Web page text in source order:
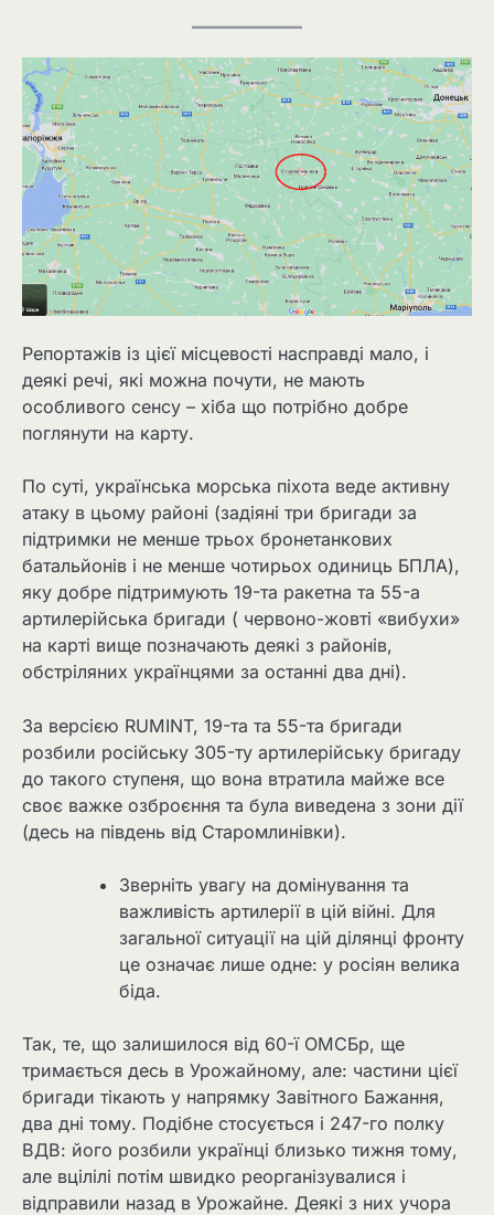
Репортажів із цієї місцевості насправді мало, і
деякі речі, які можна почути, не мають
особливого сенсу – хіба що потрібно добре
поглянути на карту.
По суті, українська морська піхота веде активну
атаку в цьому районі (задіяні три бригади за
підтримки не менше трьох бронетанкових
батальйонів і не менше чотирьох одиниць БПЛА),
яку добре підтримують 19-та ракетна та 55-а
артилерійська бригади ( червоно-жовті «вибухи»
на карті вище позначають деякі з районів,
обстріляних українцями за останні два дні).
За версією RUMINT, 19-та та 55-та бригади
розбили російську 305-ту артилерійську бригаду
до такого ступеня, що вона втратила майже все
своє важке озброєння та була виведена з зони дії
(десь на південь від Старомлинівки).
Зверніть увагу на домінування та
важливість артилерії в цій війні. Для
загальної ситуації на цій ділянці фронту
це означає лише одне: у росіян велика
біда.
Так, те, що залишилося від 60-ї ОМСБр, ще
тримається десь в Урожайному, але: частини цієї
бригади тікають у напрямку Завітного Бажання,
два дні тому. Подібне стосується і 247-го полку
ВДВ: його розбили українці близько тижня тому,
але вцілілі потім швидко реорганізувалися і
відправили назад в Урожайне. Деякі з них учора